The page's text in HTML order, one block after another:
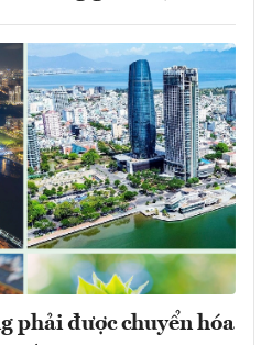
phải được chuyển hóa